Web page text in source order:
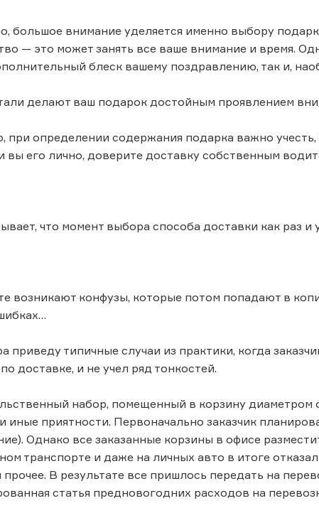
большое внимание уделяется именно выбору
— это может занять все ваше внимание и время.
блеск вашему поздравлению, так и,
делают ваш подарок достойным проявлением
при определении содержания подарка важно
вы его лично, доверите доставку собственным
что момент выбора способа доставки как раз и
возникают конфузы, которые потом попадают в
приведу типичные случаи из практики, когда
доставке, и не учел ряд тонкостей.
набор, помещенный в корзину
иные приятности. Первоначально заказчик
Однако все заказанные корзины в офисе
транспорте и даже на личных авто в итоге
В результате все пришлось передать на
статья предновогодних расходов на